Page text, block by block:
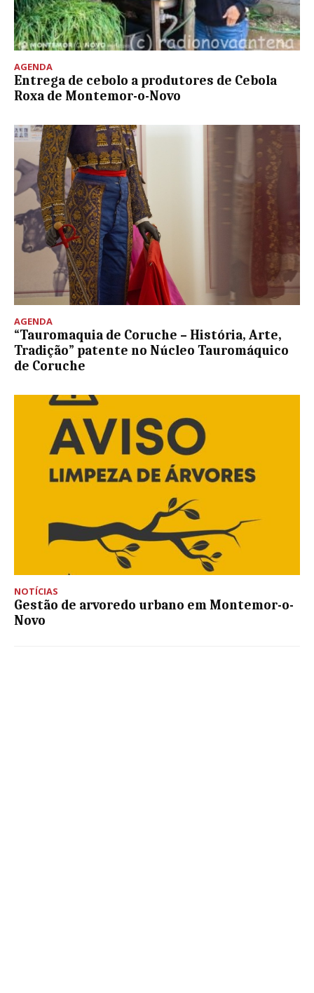
AGENDA
Entrega de cebolo a produtores de Cebola
Roxa de Montemor-o-Novo
AGENDA
“Tauromaquia de Coruche – História, Arte,
Tradição” patente no Núcleo Tauromáquico
de Coruche
NOTÍCIAS
Gestão de arvoredo urbano em Montemor-o-
Novo